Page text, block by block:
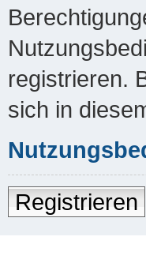
registrieren.
sich in
Registrieren